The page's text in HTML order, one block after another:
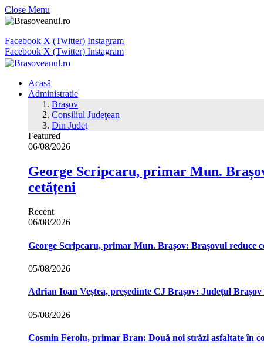
Close Menu
Facebook X (Twitter) Instagram
Facebook X (Twitter) Instagram
Acasă
Administratie
Braşov
Consiliul Judeţean
Din Judeţ
Featured
06/08/2026
George Scripcaru, primar Mun.
cetățeni
Recent
06/08/2026
George Scripcaru, primar Mun. Brașov: Brașovul reduce
05/08/2026
Adrian Ioan Veștea, președinte CJ Brașov: Județul
05/08/2026
Cosmin Feroiu, primar Bran: Două noi străzi asfaltate în